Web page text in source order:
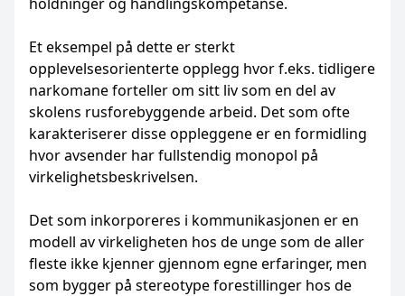
Et eksempel på dette er sterkt
opplevelsesorienterte opplegg hvor f.eks. tidligere
narkomane forteller om sitt liv som en del av
skolens rusforebyggende arbeid. Det som ofte
karakteriserer disse oppleggene er en formidling
hvor avsender har fullstendig monopol på
virkelighetsbeskrivelsen.
Det som inkorporeres i kommunikasjonen er en
modell av virkeligheten hos de unge som de aller
fleste ikke kjenner gjennom egne erfaringer, men
som bygger på stereotype forestillinger hos de